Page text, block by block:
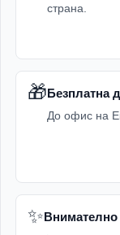
страна.
🎁Безплатна
До офис на
✨